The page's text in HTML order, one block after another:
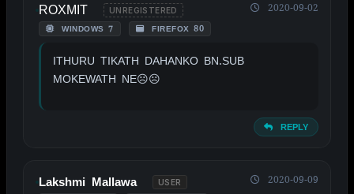
ROXMIT UNREGISTERED
WINDOWS 7 FIREFOX 80
2020-09-02
ITHURU TIKATH DAHANKO BN.SUB
MOKEWATH NE☹☹
REPLY
Lakshmi Mallawa USER 2020-09-09